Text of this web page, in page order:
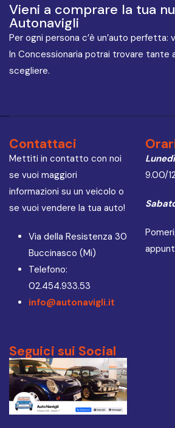
Vieni a comprare la tua
Autonavigli
Per ogni persona c’è un’auto perfetta:
In Concessionaria potrai trovare tante
scegliere.
Contattaci
Mettiti in contatto con noi
se vuoi maggiori
informazioni su un veicolo o
se vuoi vendere la tua auto!
Via della Resistenza 30
Buccinasco (Mi)
Telefono:
02.454.933.53
info@autonavigli.it
9.00/
Seguici sui Social